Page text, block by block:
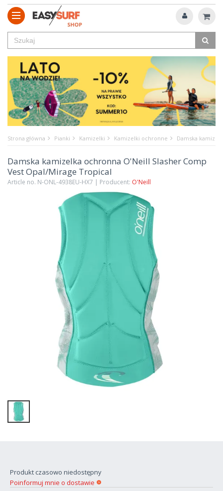
Strona główna Pianki Kamizelki Kamizelki ochronne Damska
Damska kamizelka ochronna O'Neill Slasher Comp
Vest Opal/Mirage Tropical
Article no. N-ONL-4938EU-HX7 | Producent: O'Neill
Produkt czasowo niedostępny
Poinformuj mnie o dostawie